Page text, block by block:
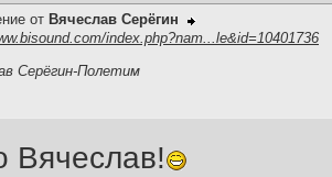
от Вячеслав Серёгин
index.php?nam...le&id=10401736
Серёгин-Полетим
Вячеслав!